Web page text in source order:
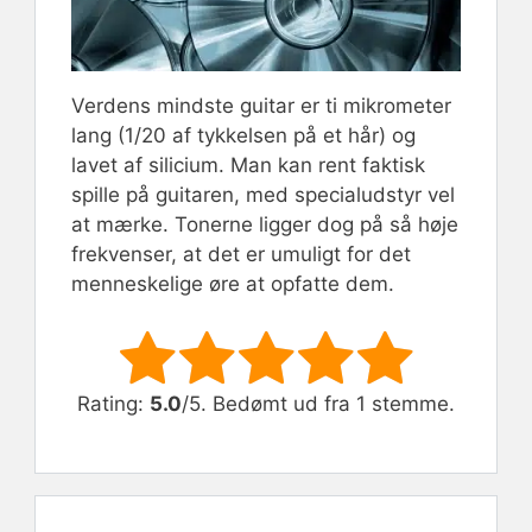
Verdens mindste guitar er ti mikrometer
lang (1/20 af tykkelsen på et hår) og
lavet af silicium. Man kan rent faktisk
spille på guitaren, med specialudstyr vel
at mærke. Tonerne ligger dog på så høje
frekvenser, at det er umuligt for det
menneskelige øre at opfatte dem.
Rate this item:
Submit Rating
Rating: 5.0/5. Bedømt ud fra 1 stemme.